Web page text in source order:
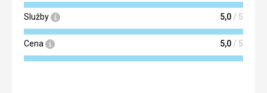
Služby 5,0 / 5
Cena 5,0 / 5